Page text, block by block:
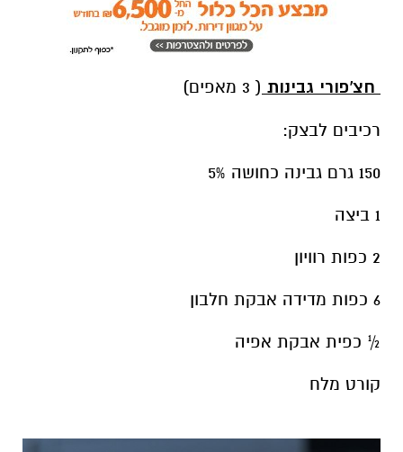
חצ'פורי גבינות ( 3 מאפים)
רכיבים לבצק:
150 גרם גבינה כחושה 5%
1 ביצה
2 כפות רוויון
6 כפות מדידה אבקת חלבון
½ כפית אבקת אפיה
קורט מלח